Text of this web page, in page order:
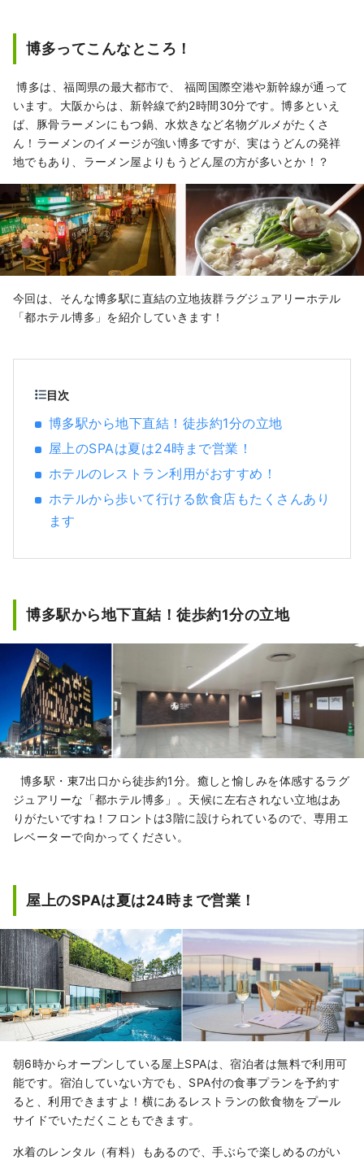
県の英虞湾。真珠のふるさととして知られる
この湾では、大小の島々が織りなす穏やかな
す。
博多ってこんなところ！
博多は、福岡県の最大都市で、 福岡国際空港や新幹線が通って
います。大阪からは、新幹線で約2時間30分です。博多といえ
ば、豚骨ラーメンにもつ鍋、水炊きなど名物グルメがたくさ
ん！ラーメンのイメージが強い博多ですが、実はうどんの発祥
地でもあり、ラーメン屋よりもうどん屋の方が多いとか！？
今回は、そんな博多駅に直結の立地抜群ラグジュアリーホテル
「都ホテル博多」を紹介していきます！
目次
博多駅から地下直結！徒歩約1分の立地
屋上のSPAは夏は24時まで営業！
ホテルのレストラン利用がおすすめ！
ホテルから歩いて行ける飲食店もたくさんあり
ます
博多駅から地下直結！徒歩約1分の立地
博多駅・東7出口から徒歩約1分。癒しと愉しみを体感するラグ
ジュアリーな「都ホテル博多」。天候に左右されない立地はあ
りがたいですね！フロントは3階に設けられているので、専用エ
レベーターで向かってください。
屋上のSPAは夏は24時まで営業！
朝6時からオープンしている屋上SPAは、宿泊者は無料で利用可
能です。宿泊していない方でも、SPA付の食事プランを予約す
ると、利用できますよ！横にあるレストランの飲食物をプール
サイドでいただくこともできます。
水着のレンタル（有料）もあるので、手ぶらで楽しめるのがい